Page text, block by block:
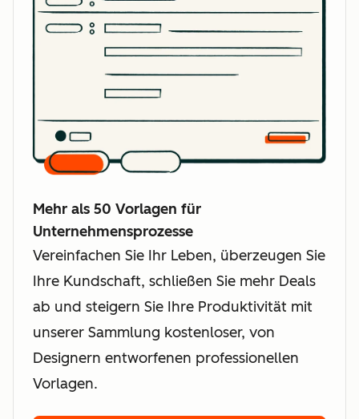
Mehr als 50 Vorlagen für
Unternehmensprozesse
Vereinfachen Sie Ihr Leben, überzeugen Sie
Ihre Kundschaft, schließen Sie mehr Deals
ab und steigern Sie Ihre Produktivität mit
unserer Sammlung kostenloser, von
Designern entworfenen professionellen
Vorlagen.